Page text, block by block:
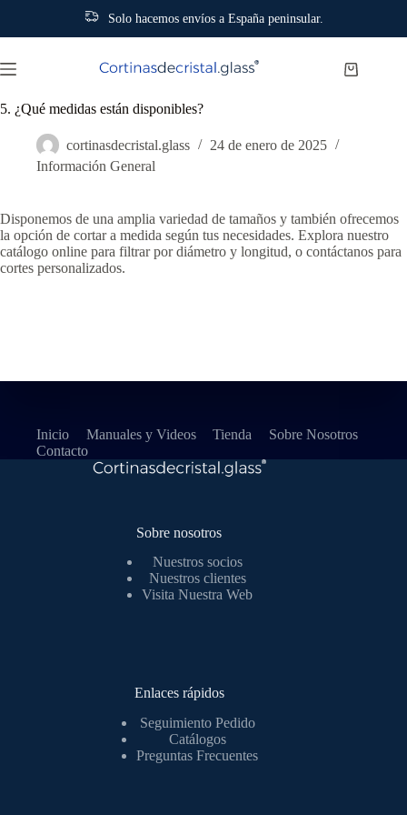
Solo hacemos envíos a España peninsular.
al
contenido
Carro
5. ¿Qué medidas están disponibles?
cortinasdecristal.glass
24 de enero de 2025
Información General
Disponemos de una amplia variedad de tamaños y también ofrecemos
la opción de cortar a medida según tus necesidades. Explora nuestro
catálogo online para filtrar por diámetro y longitud, o contáctanos para
cortes personalizados.
Inicio Manuales y Videos Tienda
Sobre Nosotros
Contacto
Sobre nosotros
Nuestros socios
Nuestros clientes
Visita Nuestra Web
Enlaces rápidos
Seguimiento Pedido
Catálogos
Preguntas Frecuentes